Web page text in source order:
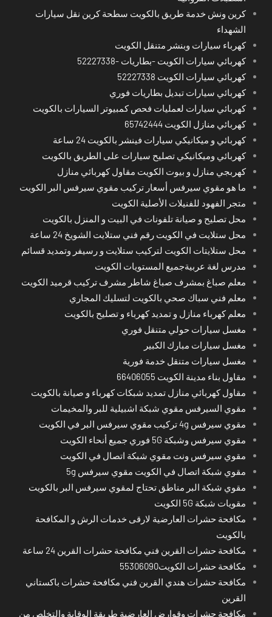
كرين ونش خدمة طريق بالكويت سطحة كرين نقل سيارات
الشهداء
كهرباء سيارات وبنشر متنقل الكويت
كهربائي سيارات الكويت -بطاريات -52227338
كهربائي سيارات الكويت 52227338
كهربائي سيارات تبديل بطاريات فوري
كهربائي سيارات لعمليات فحص كمبيوتر السيارات بالكويت
كهربائي منازل الكويت 65742444
كهربائي و ميكانيكي سيارات فينشر بالكويت 24 ساعة
كهربائي وميكانيكي تصليح سيارات على الطريق بالكويت
كهربجي منازل و بيوت الكويت مقاول كهربائي منازل
ما هو مقوي سيرفس أسعار تركيب مقوي سيرفس البر الكويت
متجر الفهود للفنيلات الأصلية الكويت
محل تصليح و صيانة تلفونات في البيت و المنزل بالكويت
محل ستلايت في الكويت رقم فني ستلايت الشويخ 24 ساعة
محل ستلايتات الكويت لتركيب ستلايت و رسيفر وتمديد قسائم
مدرس لغة عربيةجميع المستويات الكويت
معلم صباغ بمشرف صباغ شاطر مشرف تركيب قرميد الكويت
معلم فني سباك صحي بالكويت لتسليك المجاري
معلم كهرباء منازل و تمديد كهرباء و تصليح بالكويت
مغسل سيارات حولي متنقل فوري
مغسل سيارات مبارك الكبير
مغسل سيارات متنقل خدمة فورية
مقاول بناء مدينة الكويت 66406055
مقاول كهربائي منازل تمديد شبكات كهرباء و صيانة بالكويت
مقوي السيرفس مقوي شبكة اشبيلية للبر والمخيمات
مقوي سيرفس 4g تركيب مقوي سيرفس البر في الكويت
مقوي سيرفس وشبكة 5G فوري جميع أنحاء الكويت
مقوي سيرفس ونت مقوي شبكة اتصال في الكويت
مقوي شبكة اتصال في الكويت مقوي سيرفس 5g
مقوي شبكة البر مناطق تحتاج لمقوي سيرفس البر بالكويت
مقويات شبكة 5G الكويت
مكافحة حشرات العارضية لارقى خدمات الرش و المكافحة
بالكويت
مكافحة حشرات القرين فني مكافحة حشرات القرين 24 ساعة
مكافحة حشرات الكويت55306090
مكافحة حشرات هندي القرين فني مكافحة حشرات باكستاني
القرين
مكافحة حشرات وقوارض العارضية طريقة الوقاية والتخلص من